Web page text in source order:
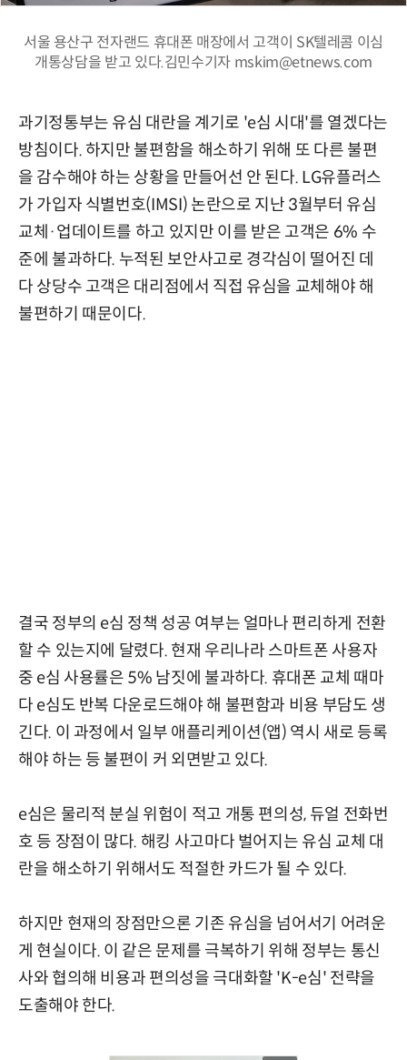
서울 용산구 전자랜드 휴대폰 매장에서 고객이 SK텔레콤 이심
개통상담을 받고 있다.김민수기자 mskim@etnews.com
과기정통부는 유심 대란을 계기로 'e심 시대'를 열겠다는
방침이다. 하지만 불편함을 해소하기 위해 또 다른 불편
을 감수해야 하는 상황을 만들어선 안 된다. LG유플러스
가 가입자 식별번호(IMSI) 논란으로 지난 3월부터 유심
교체·업데이트를 하고 있지만 이를 받은 고객은 6% 수
준에 불과하다. 누적된 보안사고로 경각심이 떨어진 데
다 상당수 고객은 대리점에서 직접 유심을 교체해야 해
불편하기 때문이다.
결국 정부의 e심 정책 성공 여부는 얼마나 편리하게 전환
할 수 있는지에 달렸다. 현재 우리나라 스마트폰 사용자
중 e심 사용률은 5% 남짓에 불과하다. 휴대폰 교체 때마
다 e심도 반복 다운로드해야 해 불편함과 비용 부담도 생
긴다. 이 과정에서 일부 애플리케이션(앱) 역시 새로 등록
해야 하는 등 불편이 커 외면받고 있다.
e심은 물리적 분실 위험이 적고 개통 편의성, 듀얼 전화번
호 등 장점이 많다. 해킹 사고마다 벌어지는 유심 교체 대
란을 해소하기 위해서도 적절한 카드가 될 수 있다.
하지만 현재의 장점만으론 기존 유심을 넘어서기 어려운
게 현실이다. 이 같은 문제를 극복하기 위해 정부는 통신
사와 협의해 비용과 편의성을 극대화할 'K-e심' 전략을
도출해야 한다.